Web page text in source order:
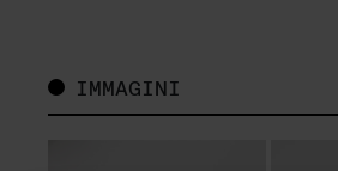
IMMAGINI